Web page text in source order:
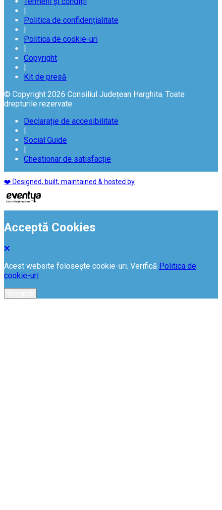
|
Politica de confidențialitate
|
Politica de cookie-uri
|
Copyright
|
Kit de presă
© Copyright 2026 Consiliul Județean Harghita. Toate
drepturile rezervate
Declarație de accesibilitate
|
Social Guide
|
Chestionar de satisfacție
❤️ Designed, built, maintained & hosted by
Acceptă Cookies
Acest website folosește cookie-uri. Verifică Politica de
cookie-uri